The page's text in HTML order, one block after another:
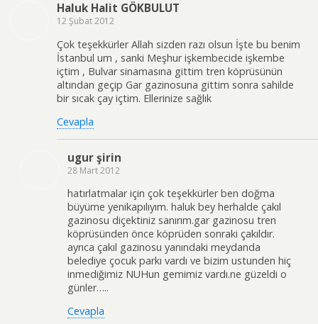
Haluk Halit GÖKBULUT
12 Şubat 2012
Çok teşekkürler Allah sizden razı olsun İşte bu benim
İstanbul um , sanki Meşhur işkembecide işkembe
içtim , Bulvar sinamasına gittim tren köprüsünün
altından geçip Gar gazinosuna gittim sonra sahilde
bir sıcak çay içtim. Ellerinize sağlık
Cevapla
ugur şirin
28 Mart 2012
hatırlatmalar için çok teşekkürler ben doğma
büyüme yenikapılıyım. haluk bey herhalde çakıl
gazinosu diçektiniz sanırım.gar gazinosu tren
köprüsünden önce köprüden sonraki çakıldır.
ayrıca çakıl gazinosu yanındaki meydanda
belediye çocuk parkı vardı ve bizim ustunden hiç
inmediğimiz NUHun gemimiz vardı.ne güzeldi o
günler…..
Cevapla